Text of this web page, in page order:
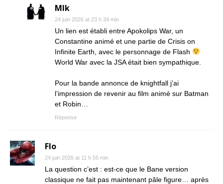
Mlk
24 juin 2026 at 23 h 34 min
Un lien est établi entre Apokolips War, un
Constantine animé et une partie de Crisis on
Infinite Earth, avec le personnage de Flash
World War avec la JSA était bien sympathique.
Pour la bande annonce de knightfall j’ai
l’impression de revenir au film animé sur Batman
et Robin…
Réponse
Flo
24 juin 2026 at 11 h 55 min
La question c’est : est-ce que le Bane version
classique ne fait pas maintenant pâle figure… après